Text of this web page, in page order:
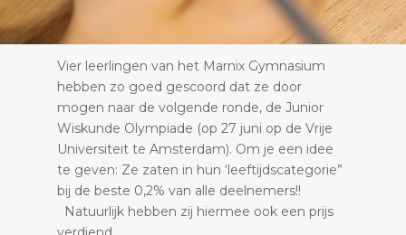
Vier leerlingen van het Marnix Gymnasium
hebben zo goed gescoord dat ze door
mogen naar de volgende ronde, de Junior
Wiskunde Olympiade (op 27 juni op de Vrije
Universiteit te Amsterdam). Om je een idee
te geven: Ze zaten in hun ‘leeftijdscategorie”
bij de beste 0,2% van alle deelnemers!!
Natuurlijk hebben zij hiermee ook een prijs